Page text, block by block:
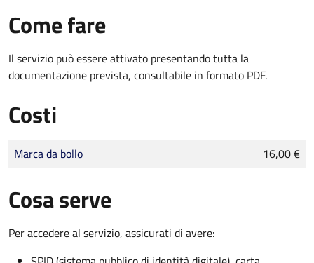
Come fare
Il servizio può essere attivato presentando tutta la
documentazione prevista, consultabile in formato PDF.
Costi
Tipo di pagamento
Importo
Marca da bollo 16,00 €
Cosa serve
Per accedere al servizio, assicurati di avere: